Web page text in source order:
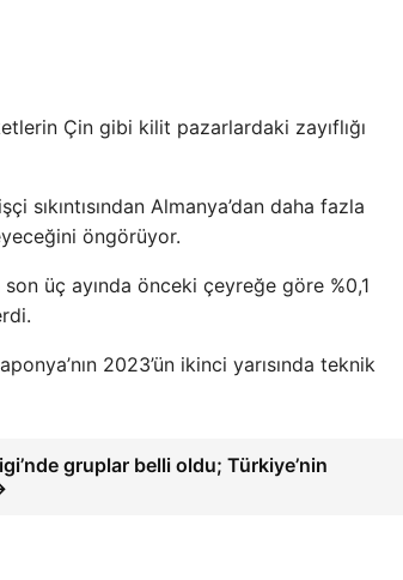
Çin gibi kilit pazarlardaki zayıflığı
sıkıntısından Almanya’dan daha fazla
öngörüyor.
üç ayında önceki çeyreğe göre %0,1
2023’ün ikinci yarısında teknik
gruplar belli oldu; Türkiye’nin